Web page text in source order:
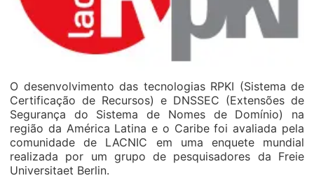
O desenvolvimento das tecnologias RPKI (Sistema de
Certificação de Recursos) e DNSSEC (Extensões de
Segurança do Sistema de Nomes de Domínio) na
região da América Latina e o Caribe foi avaliada pela
comunidade de LACNIC em uma enquete mundial
realizada por um grupo de pesquisadores da Freie
Universitaet Berlin.